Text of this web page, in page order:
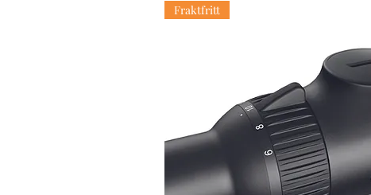
Fraktfritt